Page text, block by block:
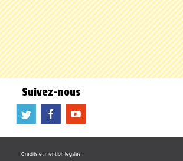
Suivez-nous
a b f
Crédits et mention légales